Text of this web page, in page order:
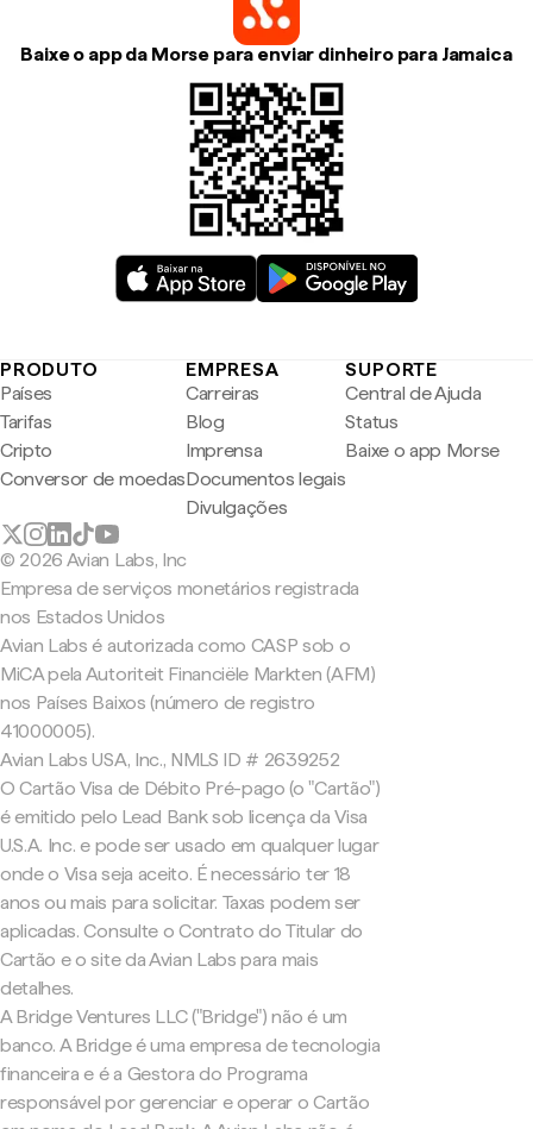
Baixe o app da Morse para enviar dinheiro para Jamaica
PRODUTO
Países
Tarifas
Cripto
Conversor de moedas
EMPRESA
Carreiras
Blog
Imprensa
Documentos legais
Divulgações
SUPORTE
Central de Ajuda
Status
Baixe o app Morse
© 2026 Avian Labs, Inc
Empresa de serviços monetários registrada
nos Estados Unidos
Avian Labs é autorizada como CASP sob o
MiCA pela Autoriteit Financiële Markten (AFM)
nos Países Baixos (número de registro
41000005).
Avian Labs USA, Inc., NMLS ID # 2639252
O Cartão Visa de Débito Pré-pago (o "Cartão")
é emitido pelo Lead Bank sob licença da Visa
U.S.A. Inc. e pode ser usado em qualquer lugar
onde o Visa seja aceito. É necessário ter 18
anos ou mais para solicitar. Taxas podem ser
aplicadas. Consulte o Contrato do Titular do
Cartão e o site da Avian Labs para mais
detalhes.
A Bridge Ventures LLC ("Bridge") não é um
banco. A Bridge é uma empresa de tecnologia
financeira e é a Gestora do Programa
responsável por gerenciar e operar o Cartão